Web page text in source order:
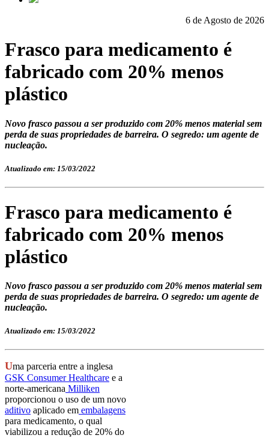
6 de Agosto de 2026
Frasco para medicamento é
fabricado com 20% menos
plástico
Novo frasco passou a ser produzido com 20% menos material sem
perda de suas propriedades de barreira. O segredo: um agente de
nucleação.
Atualizado em: 15/03/2022
Frasco para medicamento é
fabricado com 20% menos
plástico
Novo frasco passou a ser produzido com 20% menos material sem
perda de suas propriedades de barreira. O segredo: um agente de
nucleação.
Atualizado em: 15/03/2022
Uma parceria entre a inglesa
GSK Consumer Healthcare e a
norte-americana Milliken
proporcionou o uso de um novo
aditivo aplicado em embalagens
para medicamento, o qual
viabilizou a redução de 20% do